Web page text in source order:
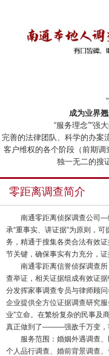
成为业界
“服务理念”“强
完善的法律团队、科学的办案
客户维权的各个阶段（前期调
独一无二的搜
零距离调查简介
南通零距离侦探调查公司—
承“重事实、讲证据”为原则，
务，精通于搜集各类合法有效
节关键，确保事实有力充分，证
南通零距离信誉侦探调查
查举证，相关证据组成有效证
分发挥家事调查专员与律师顾
企业提供全方位证据调查研究服
业”立命。在繁纷复杂的民事及
真正做到了———强敌千万变，
服务范围：婚姻外遇调查
个人品行调查、婚前背景调查